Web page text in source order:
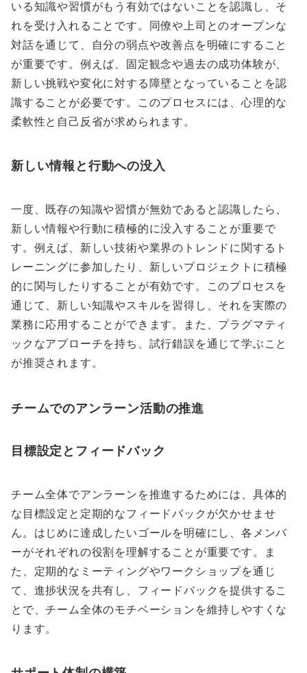
いる知識や習慣がもう有効ではないことを認識し、そ
れを受け入れることです。同僚や上司とのオープンな
対話を通じて、自分の弱点や改善点を明確にすること
が重要です。例えば、固定観念や過去の成功体験が、
新しい挑戦や変化に対する障壁となっていることを認
識することが必要です。このプロセスには、心理的な
柔軟性と自己反省が求められます。
新しい情報と行動への没入
一度、既存の知識や習慣が無効であると認識したら、
新しい情報や行動に積極的に没入することが重要で
す。例えば、新しい技術や業界のトレンドに関するト
レーニングに参加したり、新しいプロジェクトに積極
的に関与したりすることが有効です。このプロセスを
通じて、新しい知識やスキルを習得し、それを実際の
業務に応用することができます。また、プラグマティ
ックなアプローチを持ち、試行錯誤を通じて学ぶこと
が推奨されます。
チームでのアンラーン活動の推進
目標設定とフィードバック
チーム全体でアンラーンを推進するためには、具体的
な目標設定と定期的なフィードバックが欠かせませ
ん。はじめに達成したいゴールを明確にし、各メンバ
ーがそれぞれの役割を理解することが重要です。ま
た、定期的なミーティングやワークショップを通じ
て、進捗状況を共有し、フィードバックを提供するこ
とで、チーム全体のモチベーションを維持しやすくな
ります。